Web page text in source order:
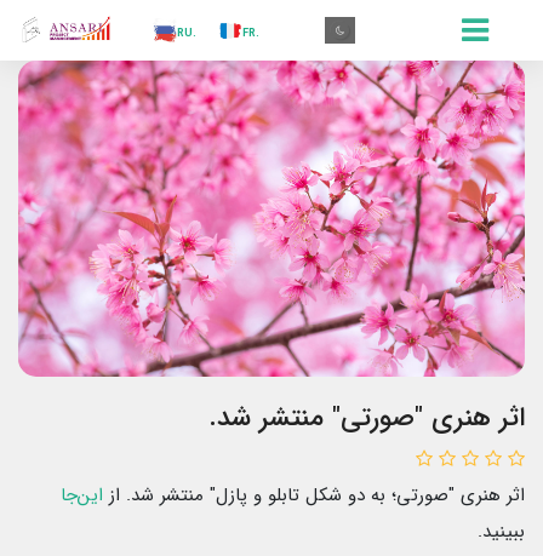
.RU
.ES
.IN
اثر هنری "صورتی" منتشر شد.
اثر هنری "صورتی؛ به دو شکل تابلو و پازل" منتشر شد. از این‌جا
ببینید.